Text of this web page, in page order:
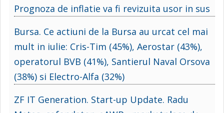
Prognoza de inflatie va fi revizuita usor in sus
Bursa. Ce actiuni de la Bursa au urcat cel mai
mult in iulie: Cris-Tim (45%), Aerostar (43%),
operatorul BVB (41%), Santierul Naval Orsova
(38%) si Electro-Alfa (32%)
ZF IT Generation. Start-up Update. Radu